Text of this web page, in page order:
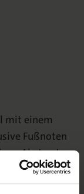
mit einem
Fußnoten
Abstract von